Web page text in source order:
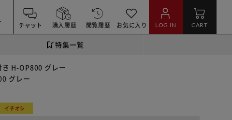
チャット 購入履歴 閲覧履歴 お気に入り LOG IN CART
特集一覧
H-OP800 グレー
グレー
イチオシ